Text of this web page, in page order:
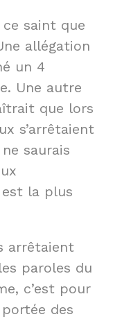
saint que
allégation
un 4
Une autre
que lors
s’arrêtaient
saurais
la plus
arrêtaient
paroles du
c’est pour
des